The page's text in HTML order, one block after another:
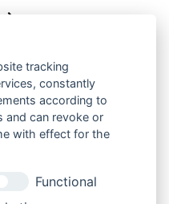
tracking
constantly
according to
and can revoke or
with effect for the
Functional